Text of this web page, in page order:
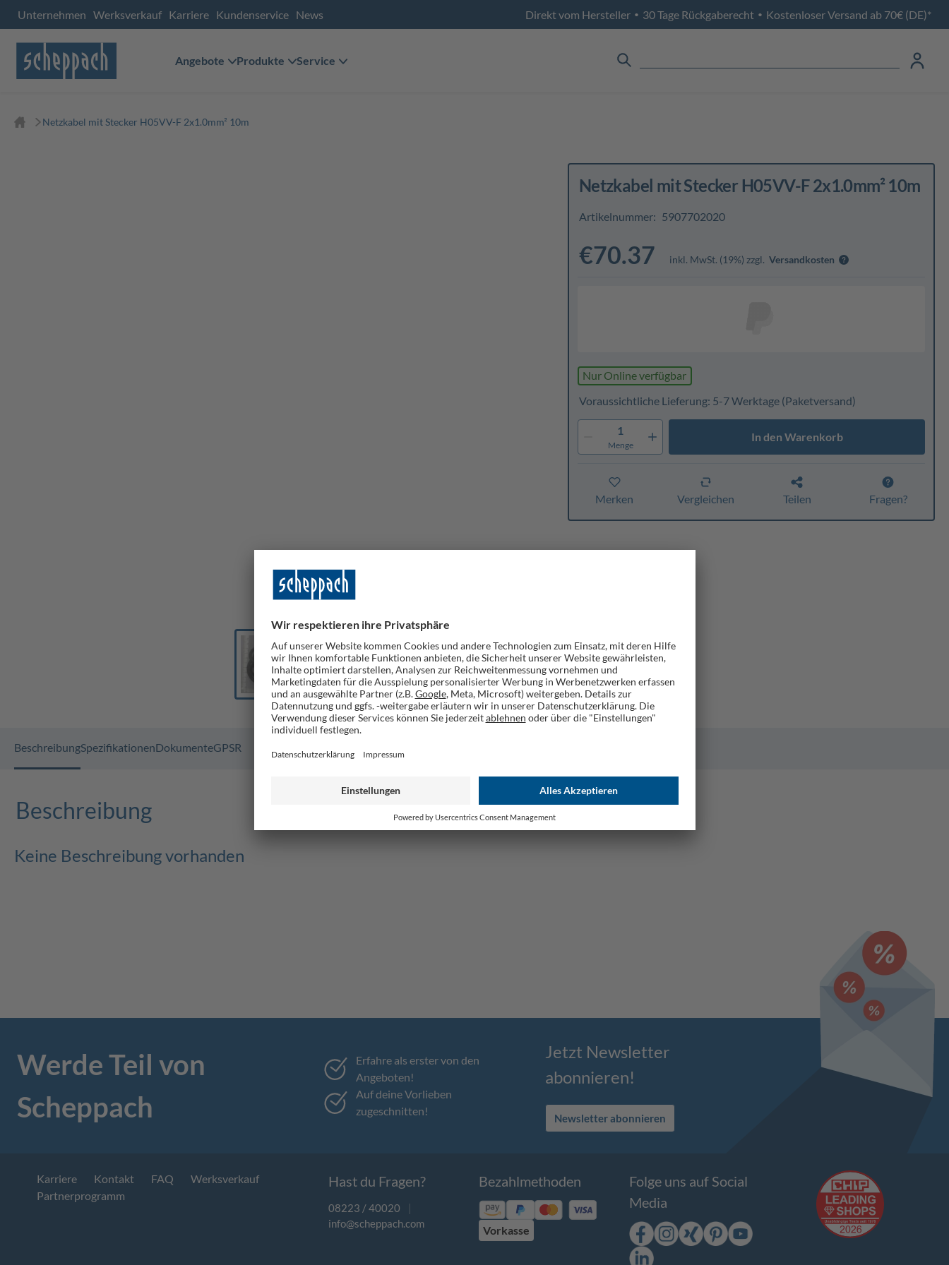
Unternehmen Werksverkauf Karriere Kundenservice News Direkt vom Hersteller • 30 Tage Rückgaberecht • Kostenloser Versand ab 70€ (DE)*
Angebote Produkte Service
Netzkabel mit Stecker H05VV-F 2x1.0mm² 10m
Netzkabel mit Stecker H05VV-F 2x1.0mm² 10m
Artikelnummer: 5907702020
€70.37 inkl. MwSt. (19%) zzgl. Versandkosten
Nur Online verfügbar
Voraussichtliche Lieferung: 5-7 Werktage(Paketversand)
1
Menge
In den Warenkorb
Merken Vergleichen Teilen Fragen?
BeschreibungSpezifikationenDokumenteGPSR
Beschreibung
Keine Beschreibung vorhanden
Werde Teil von
Scheppach
Erfahre als erster von den
Angeboten!
Auf deine Vorlieben
zugeschnitten!
Jetzt Newsletter
abonnieren!
Newsletter abonnieren
Karriere Kontakt FAQ
Werksverkauf
Partnerprogramm
Hast du Fragen?
08223 / 40020
|
info@scheppach.com
Bezahlmethoden
Vorkasse
Folge uns auf Social
Media